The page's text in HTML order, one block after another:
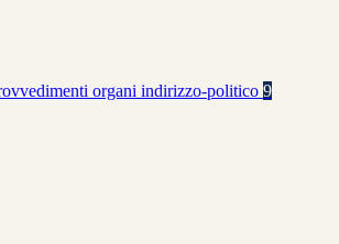
organi indirizzo-politico 9